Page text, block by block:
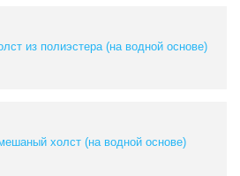
из полиэстера (на водной основе)
холст (на водной основе)